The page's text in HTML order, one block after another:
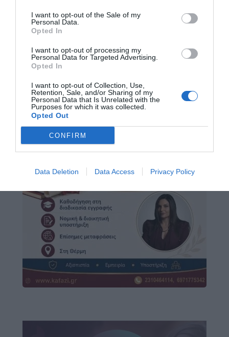
I want to opt-out of the Sale of my
Personal Data.
Opted In
I want to opt-out of processing my
Personal Data for Targeted Advertising.
Opted In
I want to opt-out of Collection, Use,
Retention, Sale, and/or Sharing of my
Personal Data that Is Unrelated with the
Purposes for which it was collected.
Opted Out
CONFIRM
Data Deletion Data Access Privacy Policy